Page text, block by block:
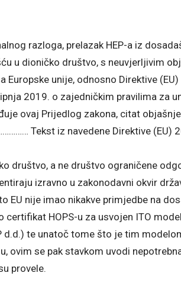
razloga, prelazak HEP-a iz
u dioničko društvo, s neuvjerljivim
Europske unije, odnosno Direktive
2019. o zajedničkim pravilima za
ovaj Prijedlog zakona, citat
Tekst iz navedene Direktive (EU)
društvo, a ne društvo ograničene
izravno u zakonodavni okvir
EU nije imao nikakve primjedbe na
HOPS-u za usvojen ITO
d.d.) te unatoč tome što je tim
ovim se pak stavkom uvodi
provele.